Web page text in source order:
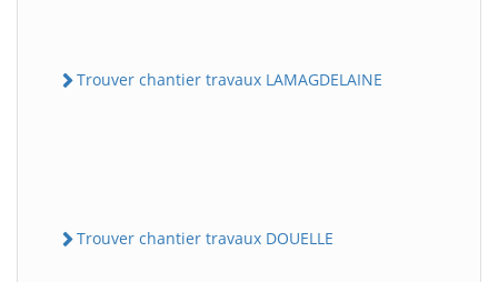
Trouver chantier travaux LAMAGDELAINE
Trouver chantier travaux DOUELLE